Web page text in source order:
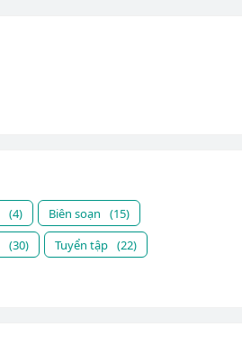
(4) Biên soạn
(15)
(30) Tuyển tập (22)